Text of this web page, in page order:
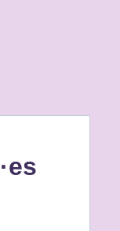
en
agir
signaler et
est